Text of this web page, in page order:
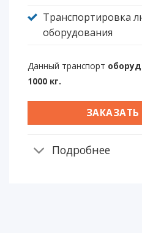
Транспортировка
оборудования
Данный транспорт
1000 кг.
Подробнее